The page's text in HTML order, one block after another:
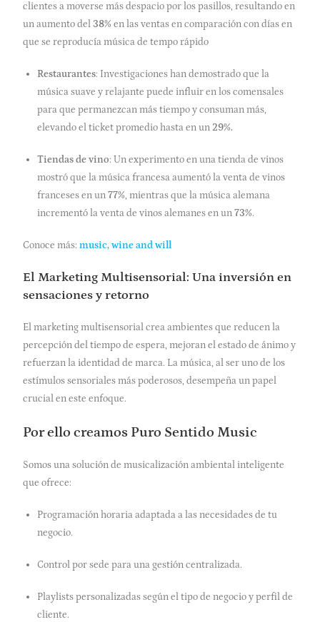
clientes a moverse más despacio por los pasillos, resultando en
un aumento del38% en las ventas en comparación con días en
que se reproducía música de tempo rápido
Restaurantes: Investigaciones han demostrado que la
música suave y relajante puede influir en los comensales
para que permanezcan más tiempo y consuman más,
elevando el ticket promedio hasta en un29%.
Tiendas de vino: Un experimento en una tienda de vinos
mostró que la música francesa aumentó la venta de vinos
franceses en un77%, mientras que la música alemana
incrementó la venta de vinos alemanes en un73%.
Conoce más:music, wine and will
El Marketing Multisensorial: Una inversión en
sensaciones y retorno
El marketing multisensorial crea ambientes que reducen la
percepción del tiempo de espera, mejoran el estado de ánimo y
refuerzan la identidad de marca. La música, al ser uno de los
estímulos sensoriales más poderosos, desempeña un papel
crucial en este enfoque.
Por ello creamos Puro Sentido Music
Somos una solución de musicalización ambiental inteligente
que ofrece:
Programación horaria adaptada a las necesidades de tu
negocio.
Control por sede para una gestión centralizada.
Playlists personalizadas según el tipo de negocio y perfil de
cliente.